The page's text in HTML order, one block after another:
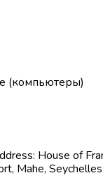
(компьютеры)
House of
Mahe, Seychelles